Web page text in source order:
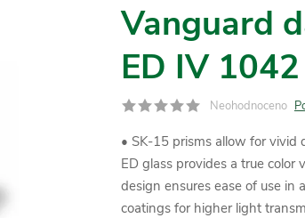
Vanguard
ED IV 1042
Neohodnoceno
• SK-15 prisms allow for
ED glass provides a true
design ensures ease of use
coatings for higher light